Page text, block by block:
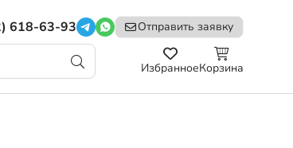
618-63-93 Отправить заявку
ИзбранноеКорзина